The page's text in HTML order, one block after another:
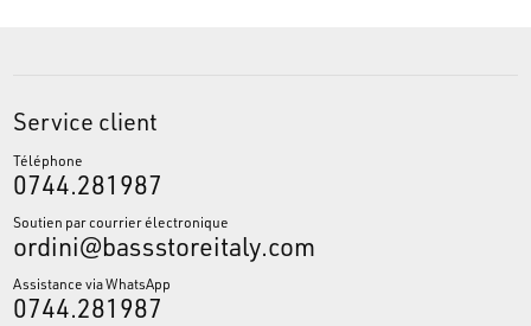
Service client
Téléphone
0744.281987
Soutien par courrier électronique
ordini@bassstoreitaly.com
Assistance via WhatsApp
0744.281987